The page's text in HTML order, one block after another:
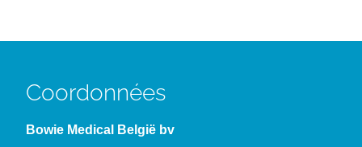
Coordonnées
Bowie Medical België bv